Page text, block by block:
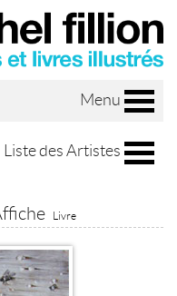
Menu
Liste des Artistes
Livre